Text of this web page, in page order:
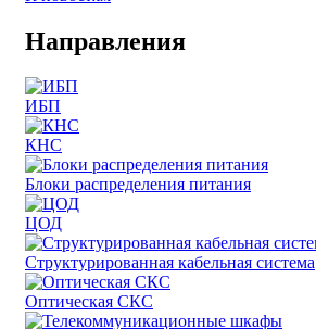
Направления
ИБП
КНС
Блоки распределения питания
ЦОД
Структурированная кабельная система
Оптическая СКС